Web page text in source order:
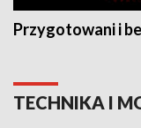
Przygotowani i
TECHNIKA I